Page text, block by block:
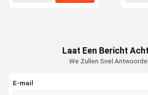
Graafwerktuig Spare Parts
Hydraulische Brekerdelen
De hydraulische Beitel van de
Laat Een Bericht
We Zullen Snel
E-mail